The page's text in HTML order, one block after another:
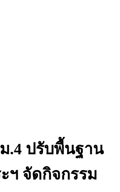
.4 ปรับพื้นฐาน
ฯ จัดกิจกรรม